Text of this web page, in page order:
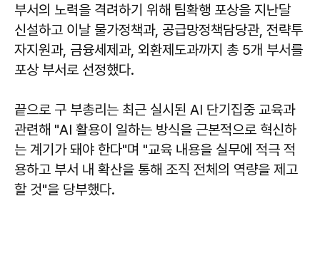
부서의 노력을 격려하기 위해 팀확행 포상을 지난달
신설하고 이날 물가정책과, 공급망정책담당관, 전략투
자지원과, 금융세제과, 외환제도과까지 총 5개 부서를
포상 부서로 선정했다.
끝으로 구 부총리는 최근 실시된 AI 단기집중 교육과
관련해 "AI 활용이 일하는 방식을 근본적으로 혁신하
는 계기가 돼야 한다"며 "교육 내용을 실무에 적극 적
용하고 부서 내 확산을 통해 조직 전체의 역량을 제고
할 것"을 당부했다.